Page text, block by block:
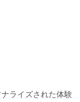
ライズされた体験